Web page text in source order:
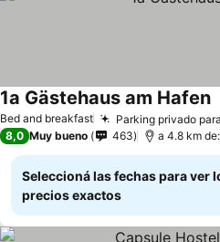
Bed and breakfast Parking privado
1a Gästehaus am Hafen
8,0 Muy bueno 463 a 4.8 km
Seleccioná las fechas para ver
precios exactos